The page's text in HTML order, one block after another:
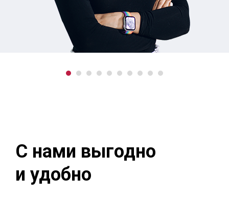
С нами выгодно
и удобно